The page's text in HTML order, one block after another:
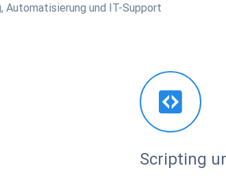
Automatisierung und IT-Support
Scripting